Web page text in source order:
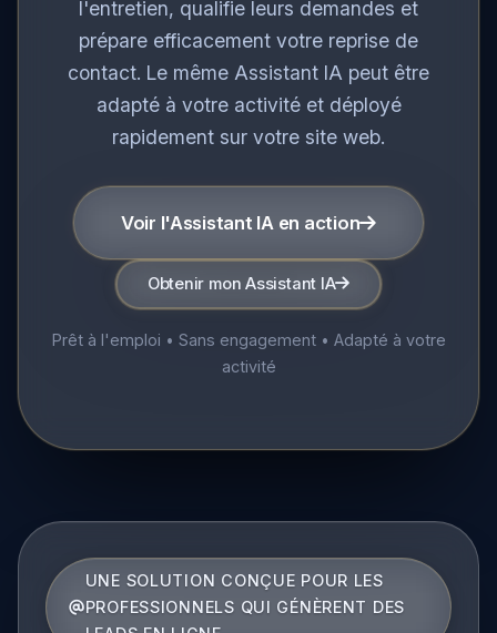
accueille vos visiteurs, mène naturellement
l'entretien, qualifie leurs demandes et
prépare efficacement votre reprise de
contact. Le même Assistant IA peut être
adapté à votre activité et déployé
Voir l'Assistant IA en action
Prêt à l'emploi • Sans engagement • Adapté à votre
UNE SOLUTION CONÇUE POUR LES